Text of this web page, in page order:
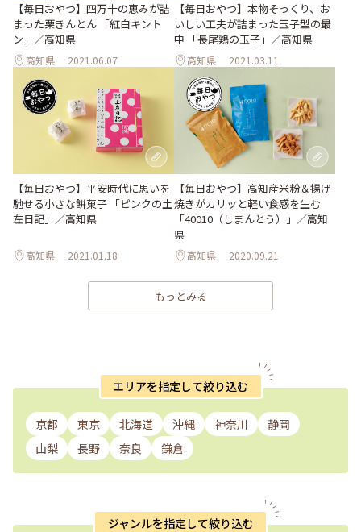
【毎日おやつ】四万十の恵みが詰
まった栗きんとん 「紅白キント
ン」／高知県
高知県 2021.06.07
【毎日おやつ】本物そっくり、お
いしい工夫が詰まった玉子型の最
中 「長尾鶏の玉子」／高知県
高知県 2021.03.11
【毎日おやつ】平安時代に思いを
馳せる小さな餅菓子 「ピンクの土
左日記」／高知県
高知県 2021.01.18
【毎日おやつ】高知産米粉＆揚げ
焼きがカリッと軽い食感を生む
「40010（しまんとう）」／高知
県
高知県 2020.09.21
もっとみる
エリアを指定して絞り込む
京都 東京 北海道 沖縄 神奈川
静岡
山梨
長野 奈良 鎌倉
ジャンルを指定して絞り込む